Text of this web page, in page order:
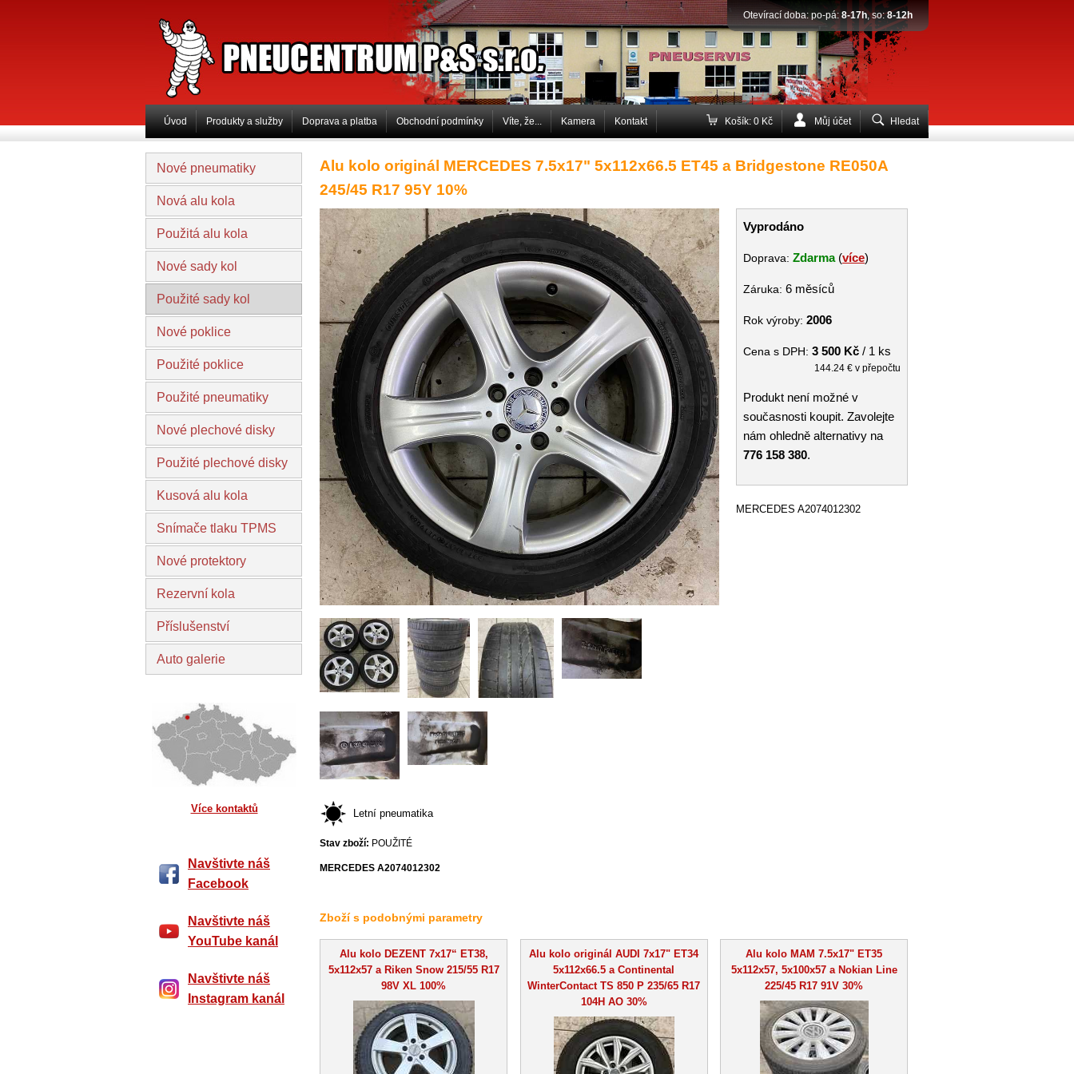
PNEUCENTRUM P&S s.r.o.
Otevírací doba: po-pá:8-17h, so:8-12h
Úvod Produkty a služby Doprava a platba Obchodní podmínky Víte, že... Kamera Kontakt Košík: 0 Kč Můj účet Hledat
Nové pneumatiky
Nová alu kola
Použitá alu kola
Nové sady kol
Použité sady kol
Nové poklice
Použité poklice
Použité pneumatiky
Nové plechové disky
Použité plechové disky
Kusová alu kola
Snímače tlaku TPMS
Nové protektory
Rezervní kola
Příslušenství
Auto galerie
Více kontaktů
Navštivte náš
Facebook
Navštivte náš
YouTube kanál
Navštivte náš
Instagram kanál
Alu kolo originál MERCEDES 7.5x17" 5x112x66.5 ET45 a Bridgestone RE050A
245/45 R17 95Y 10%
Vyprodáno
Doprava: Zdarma(více)
Záruka: 6 měsíců
Rok výroby: 2006
Cena s DPH: 3 500 Kč / 1 ks
144.24 € v přepočtu
Produkt není možné v
současnosti koupit. Zavolejte
nám ohledně alternativy na
776 158 380.
MERCEDES A2074012302
Letní pneumatika
Stav zboží: POUŽITÉ
MERCEDES A2074012302
Zboží s podobnými parametry
Alu kolo DEZENT 7x17“ ET38,
5x112x57 a Riken Snow 215/55 R17
98V XL 100%
Alu kolo originál AUDI 7x17" ET34
5x112x66.5 a Continental
WinterContact TS 850 P 235/65 R17
104H AO 30%
Alu kolo MAM 7.5x17" ET35
5x112x57, 5x100x57 a Nokian Line
225/45 R17 91V 30%